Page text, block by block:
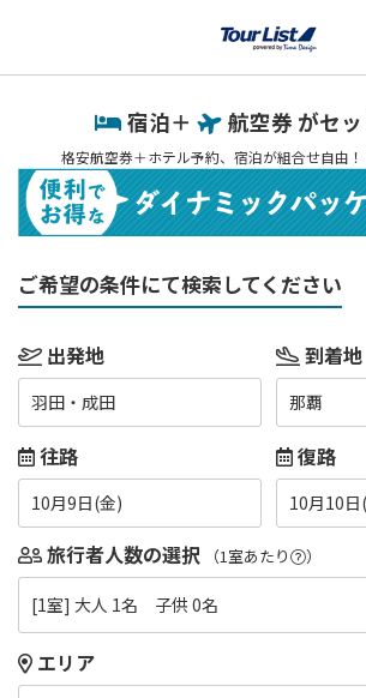
宿泊＋ 航空券 がセ
格安航空券＋ホテル予約、宿泊が組合せ自由！
ご希望の条件にて検索してください
出発地
羽田・成田
到着地
那覇
往路
10月9日(金)
復路
10月10日
旅行者人数の選択 （1室あたり ）
[1室] 大人 1名 子供 0名
エリア